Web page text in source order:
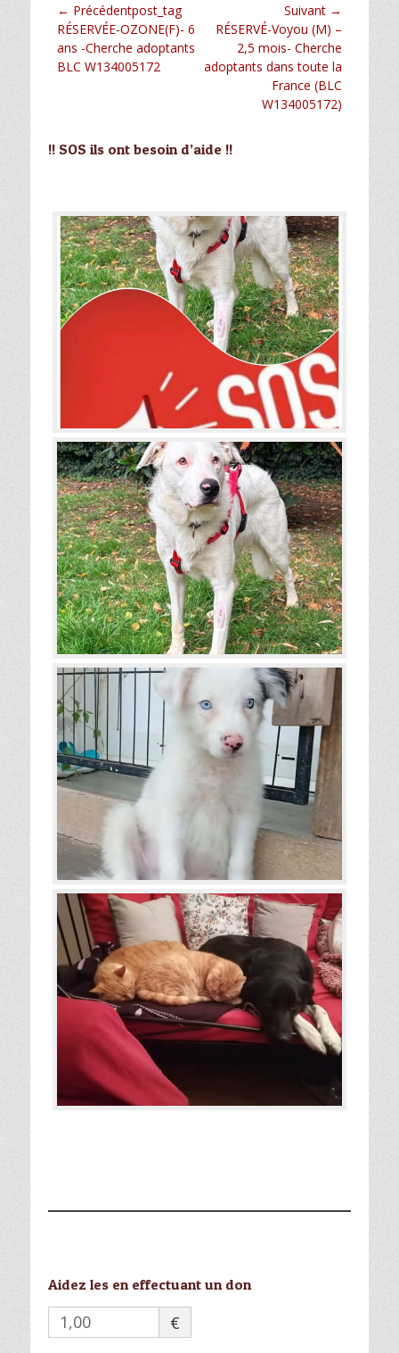
Navigation
de
l’article
← Précédentpost_tag
Article
précédent :
RÉSERVÉE-OZONE(F)- 6
ans -Cherche adoptants
BLC W134005172
Suivant →
Article
suivant :
RÉSERVÉ-Voyou (M) –
2,5 mois- Cherche
adoptants dans toute la
France (BLC
W134005172)
!! SOS ils ont besoin d’aide !!
Aidez les en effectuant un don
€